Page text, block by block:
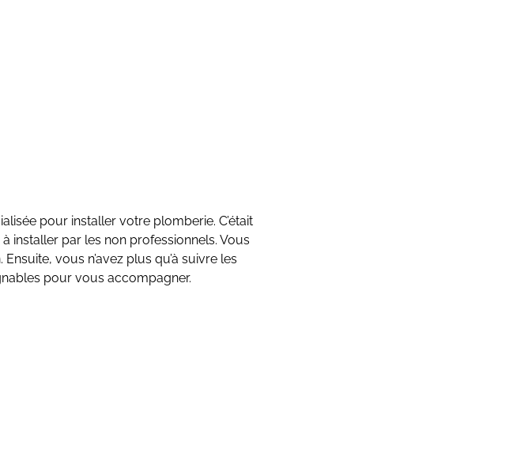
pour installer votre plomberie. C’était
installer par les non professionnels. Vous
vous n’avez plus qu’à suivre les
pour vous accompagner.